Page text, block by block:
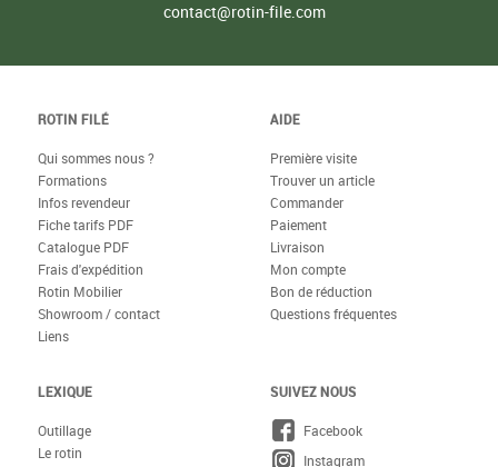
contact@rotin-file.com
ROTIN FILÉ
Qui sommes nous ?
Formations
Infos revendeur
Fiche tarifs PDF
Catalogue PDF
Frais d'expédition
Rotin Mobilier
Showroom / contact
Liens
AIDE
Première visite
Trouver un article
Commander
Paiement
Livraison
Mon compte
Bon de réduction
Questions fréquentes
LEXIQUE
Outillage
Le rotin
SUIVEZ NOUS
Facebook
Instagram